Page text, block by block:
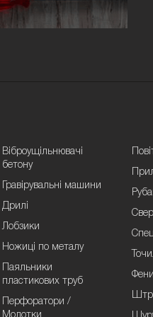
Віброущільнювачі
бетону
Гравірувальні машини
Дрилі
Лобзики
Ножиці по металу
Паяльники
пластикових труб
Перфоратори /